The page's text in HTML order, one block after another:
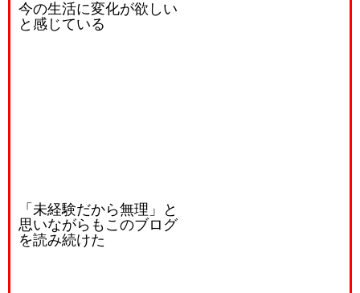
今の生活に変化が欲しい
と感じている
「未経験だから無理」と
思いながらもこのブログ
を読み続けた